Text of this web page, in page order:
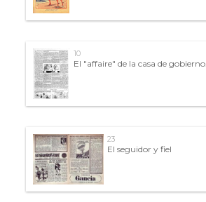
10
El "affaire" de la casa de gobierno.
23
El seguidor y fiel